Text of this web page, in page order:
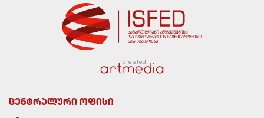
created
ცენტრალური ოფისი